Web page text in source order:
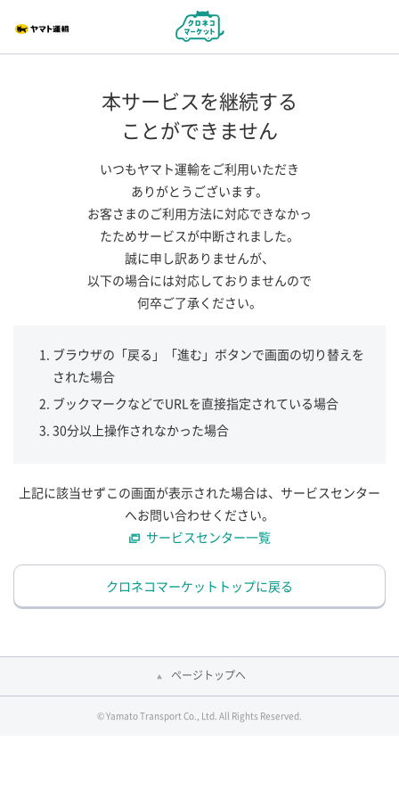
本サービスを継続する
ことができません
いつもヤマト運輸をご利用いただき
ありがとうございます。
お客さまのご利用方法に対応できなかっ
たためサービスが中断されました。
誠に申し訳ありませんが、
以下の場合には対応しておりませんので
何卒ご了承ください。
ブラウザの「戻る」「進む」ボタンで画面の切り替えを
された場合
ブックマークなどでURLを直接指定されている場合
30分以上操作されなかった場合
上記に該当せずこの画面が表示された場合は、サービスセンター
へお問い合わせください。
サービスセンター一覧
クロネコマーケットトップに戻る
ページトップへ
© Yamato Transport Co., Ltd. All Rights Reserved.